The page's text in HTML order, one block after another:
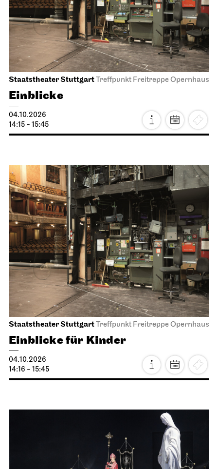
Staatstheater StuttgartTreffpunkt Freitreppe Opernhaus
Einblicke
04.10.2026
14:15 - 15:45
Staatstheater StuttgartTreffpunkt Freitreppe Opernhaus
Einblicke für Kinder
04.10.2026
14:16 - 15:45